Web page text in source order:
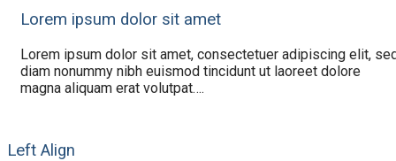
Lorem ipsum dolor sit amet
Lorem ipsum dolor sit amet, consectetuer adipiscing elit,
diam nonummy nibh euismod tincidunt ut laoreet dolore
magna aliquam erat volutpat….
Left Align